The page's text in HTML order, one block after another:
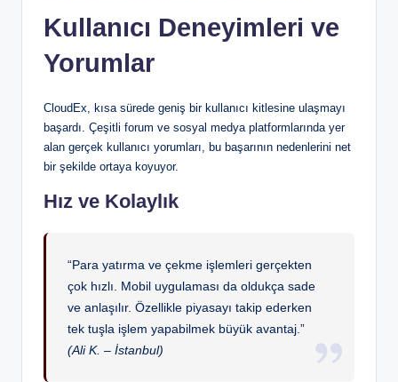
Kullanıcı Deneyimleri ve
Yorumlar
CloudEx, kısa sürede geniş bir kullanıcı kitlesine ulaşmayı
başardı. Çeşitli forum ve sosyal medya platformlarında yer
alan gerçek kullanıcı yorumları, bu başarının nedenlerini net
bir şekilde ortaya koyuyor.
Hız ve Kolaylık
“Para yatırma ve çekme işlemleri gerçekten
çok hızlı. Mobil uygulaması da oldukça sade
ve anlaşılır. Özellikle piyasayı takip ederken
tek tuşla işlem yapabilmek büyük avantaj.”
(Ali K. – İstanbul)